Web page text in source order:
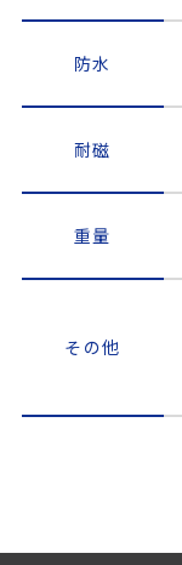
防水
耐磁
重量
その他